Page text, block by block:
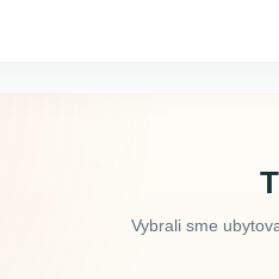
Vybrali sme